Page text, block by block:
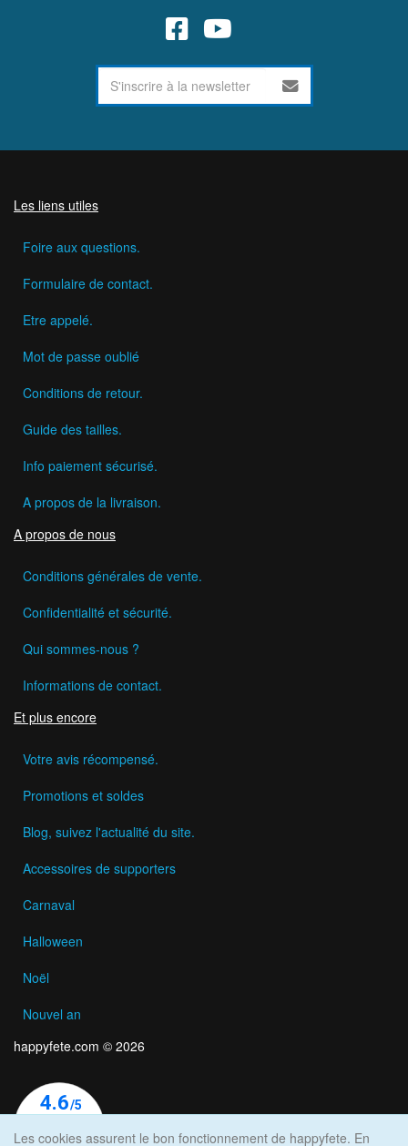
Les liens utiles
Foire aux questions.
Formulaire de contact.
Etre appelé.
Mot de passe oublié
Conditions de retour.
Guide des tailles.
Info paiement sécurisé.
A propos de la livraison.
A propos de nous
Conditions générales de vente.
Confidentialité et sécurité.
Qui sommes-nous ?
Informations de contact.
Et plus encore
Votre avis récompensé.
Promotions et soldes
Blog, suivez l'actualité du site.
Accessoires de supporters
Carnaval
Halloween
Noël
Nouvel an
happyfete.com © 2026
Les cookies assurent le bon fonctionnement de happyfete. En